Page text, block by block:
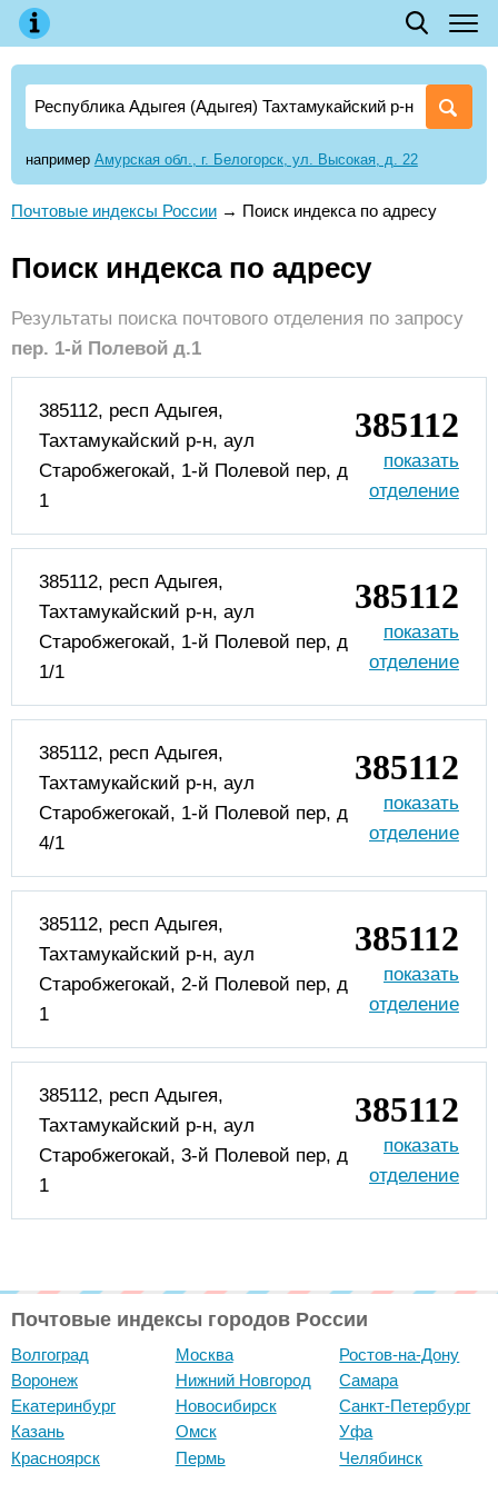
например Амурская обл., г. Белогорск, ул. Высокая, д. 22
Почтовые индексы России → Поиск индекса по адресу
Поиск индекса по адресу
Результаты поиска почтового отделения по запросу
пер. 1-й Полевой д.1
385112, респ Адыгея,
Тахтамукайский р-н, аул
Старобжегокай, 1-й Полевой пер, д
1
385112
385112, респ Адыгея,
Тахтамукайский р-н, аул
Старобжегокай, 1-й Полевой пер, д
1/1
385112
385112, респ Адыгея,
Тахтамукайский р-н, аул
Старобжегокай, 1-й Полевой пер, д
4/1
385112
385112, респ Адыгея,
Тахтамукайский р-н, аул
Старобжегокай, 2-й Полевой пер, д
1
385112
385112, респ Адыгея,
Тахтамукайский р-н, аул
Старобжегокай, 3-й Полевой пер, д
1
385112
Почтовые индексы городов России
Волгоград
Воронеж
Екатеринбург
Казань
Красноярск
Москва
Нижний Новгород
Новосибирск
Омск
Пермь
Ростов-на-Дону
Самара
Санкт-Петербург
Уфа
Челябинск